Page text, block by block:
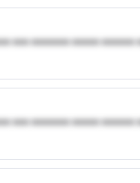
xxx xxxxxxx xxxxx xxxxxx
xxx xxxxxxx xxxxx xxxxxx